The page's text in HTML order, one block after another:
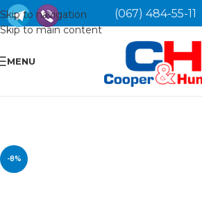
Skip to navigation
Skip to main content
(067) 484-55-11
MENU
-8%